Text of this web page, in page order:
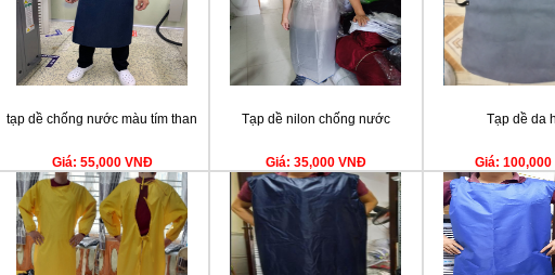
tạp dề chống nước màu tím than
Giá: 55,000 VNĐ
Tạp dề nilon chống nước
Giá: 35,000 VNĐ
Tạp dề da
Giá: